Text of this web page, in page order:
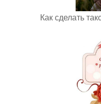
Как сделать